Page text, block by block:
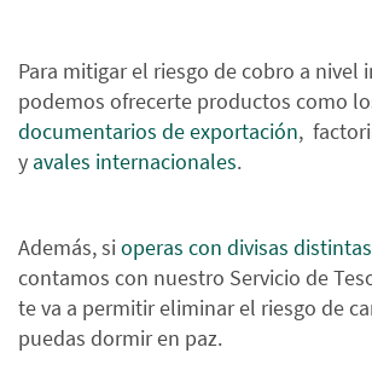
Para mitigar el riesgo de cobro a nivel
podemos ofrecerte productos como
documentarios de exportación,
y avales internacionales.
Además, si operas con divisas
contamos con nuestro Servicio de
te va a permitir eliminar el riesgo de
puedas dormir en paz.